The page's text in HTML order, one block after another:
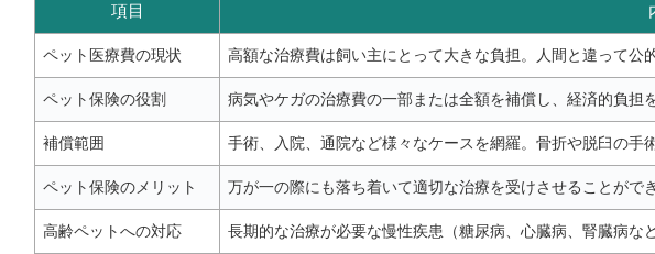
項目
ペット医療費の現状 高額な治療費は飼い主にとって大きな負担。人間と違って公
ペット保険の役割 病気やケガの治療費の一部または全額を補償し、経済的負担
補償範囲 手術、入院、通院など様々なケースを網羅。骨折や脱臼の手
ペット保険のメリット 万が一の際にも落ち着いて適切な治療を受けさせることがで
高齢ペットへの対応 長期的な治療が必要な慢性疾患（糖尿病、心臓病、腎臓病な